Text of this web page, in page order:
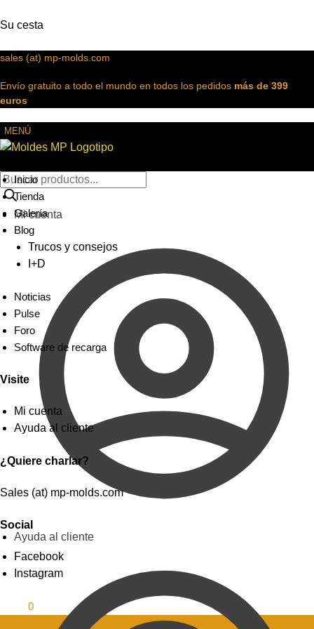
Su cesta
sales (at) mp-molds.com
Envío gratuito a todo el mundo en todos los pedidos más de 399
euros
MENÚ
Mi cuenta
Ayuda al cliente
Inicio
Tienda
Galería
Blog
Trucos y consejos
I+D
Noticias
Pulse
Foro
Software de recarga
Visite
Mi cuenta
Ayuda al cliente
¿Quiere charlar?
Sales (at) mp-molds.com
Social
Facebook
Instagram
0